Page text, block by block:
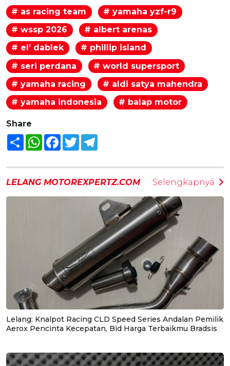
# as racing team
# yamaha yzf-r9
# wssp 2026
# albert arenas
# el’ dablek
# phillip island
# seri perdana
# world supersport
# yamaha racing
# aldi satya mahendra
# yamaha indonesia
# balap motor
Share
Share WhatsAppFacebook
Twitter
LELANG MOTOREXPERTZ.COM Selengkapnya
Lelang: Knalpot Racing CLD Speed Series Andalan Pemilik
Aerox Pencinta Kecepatan, Bid Harga Terbaikmu Bradsis